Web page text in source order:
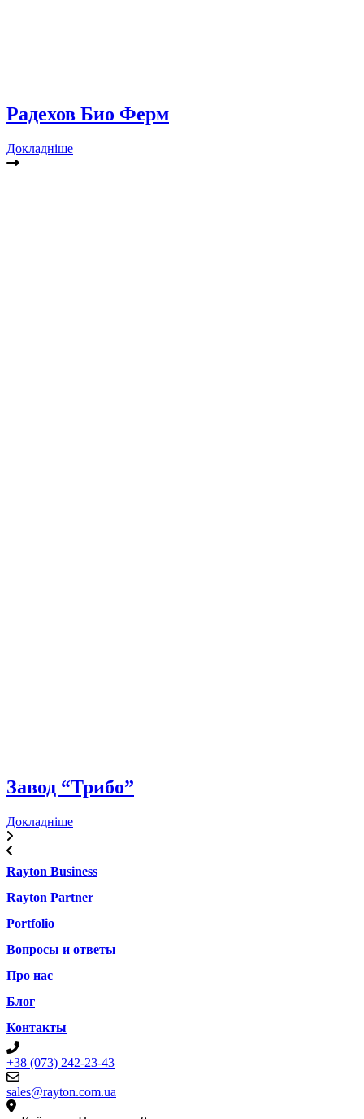
Радехов Био Ферм
Докладніше
Завод “Трибо”
Докладніше
Rayton Business
Rayton Partner
Portfolio
Вопросы и ответы
Про нас
Блог
Контакты
+38 (073) 242-23-43
sales@rayton.com.ua